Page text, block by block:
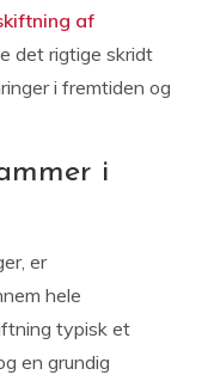
af
det rigtige skridt
i fremtiden og
i
er
hele
typisk et
en grundig